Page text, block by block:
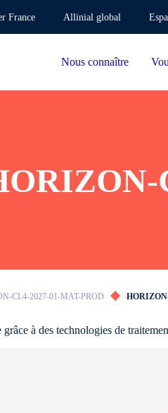
France Allinial global
Nous connaître
CL4-2027-01-MAT-PROD
à des technologies de